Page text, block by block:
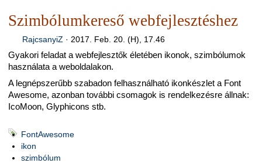
Szimbólumkereső webfejlesztéshez
RajcsanyiZ · 2017. Feb. 20. (H), 17.46
Gyakori feladat a webfejlesztők életében ikonok, szimbólumok
használata a weboldalakon.
A legnépszerűbb szabadon felhasználható ikonkészlet a Font
Awesome, azonban további csomagok is rendelkezésre állnak:
IcoMoon, Glyphicons stb.
FontAwesome
ikon
szimbólum